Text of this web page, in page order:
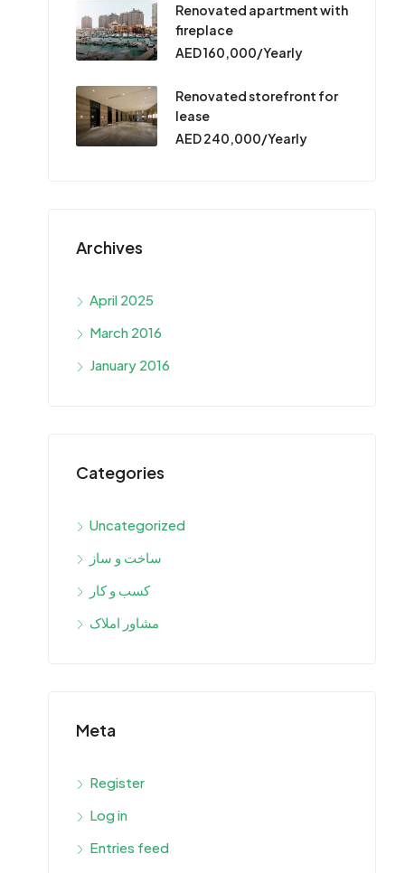
Renovated apartment with
fireplace
AED 160,000/Yearly
Renovated storefront for
lease
AED 240,000/Yearly
Archives
April 2025
March 2016
January 2016
Categories
Uncategorized
ساخت و ساز
کسب و کار
مشاور املاک
Meta
Register
Log in
Entries feed